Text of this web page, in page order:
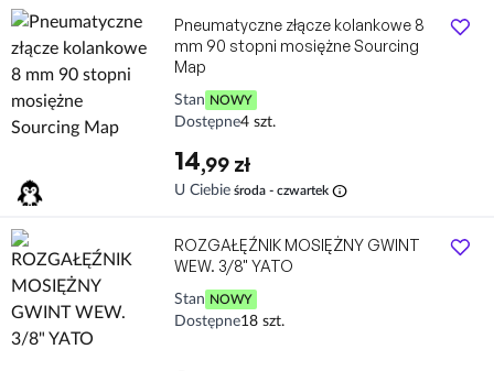
Pneumatyczne złącze kolankowe 8
mm 90 stopni mosiężne Sourcing
Map
Stan NOWY
Dostępne4 szt.
14,99 zł
U Ciebie środa - czwartek info
ROZGAŁĘŹNIK MOSIĘŻNY GWINT
WEW. 3/8" YATO
Stan NOWY
Dostępne18 szt.